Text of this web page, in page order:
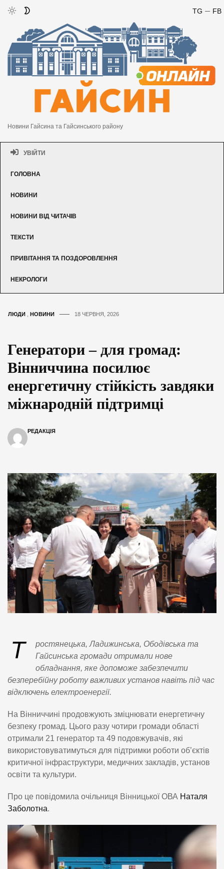
FB
TG
Новини Гайсина та Гайсинського району
УВІЙТИ
ГОЛОВНА
НОВИНИ
НОВИНИ ВІД ЧИТАЧІВ
ТЕКСТИ
ПРИВІТАННЯ ТА ПОЗДОРОВЛЕННЯ
НЕКРОЛОГИ
ЛЮДИ НОВИНИ 18 ЧЕРВНЯ, 2026
Генератори – для громад:
Вінниччина посилює
енергетичну стійкість завдяки
міжнародній підтримці
РЕДАКЦІЯ
Т
ростянецька, Ладижинська, Ободівська та
Гайсинська громади отримали нове
обладнання, яке допоможе забезпечити
безперебійну роботу важливих установ навіть під час
відключень електроенергії.
На Вінниччині продовжують зміцнювати енергетичну
безпеку громад. Цього разу чотири громади області
отримали 21 генератор та 49 подовжувачів, які
використовуватимуться для підтримки роботи об’єктів
критичної інфраструктури, медичних закладів, установ
освіти та культури.
Про це повідомила очільниця Вінницької ОВА Наталя
Заболотна.